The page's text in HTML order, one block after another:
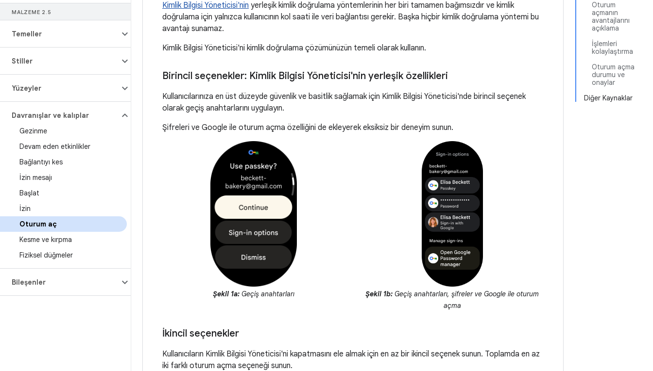
MALZEME 2 . 5
Temeller
Stiller
Yüzeyler
Davranışlar ve kalıplar
Gezinme
Devam eden etkinlikler
Bağlantıyı kes
İzin mesajı
Başlat
İzin
Oturum aç
Kesme ve kırpma
Fiziksel düğmeler
Bileşenler
Oturum
açmanın
avantajlarını
açıklama
İşlemleri
kolaylaştırma
Oturum açma
durumu ve
onaylar
Diğer Kaynaklar
Kimlik Bilgisi Yöneticisi'nin yerleşik kimlik doğrulama yöntemlerinin her biri tamamen bağımsızdır ve kimlik
doğrulama için yalnızca kullanıcının kol saati ile veri bağlantısı gerekir. Başka hiçbir kimlik doğrulama yöntemi bu
avantajı sunamaz.
Kimlik Bilgisi Yöneticisi'ni kimlik doğrulama çözümünüzün temeli olarak kullanın.
Birincil seçenekler: Kimlik Bilgisi Yöneticisi'nin yerleşik özellikleri
Kullanıcılarınıza en üst düzeyde güvenlik ve basitlik sağlamak için Kimlik Bilgisi Yöneticisi'nde birincil seçenek
olarak geçiş anahtarlarını uygulayın.
Şifreleri ve Google ile oturum açma özelliğini de ekleyerek eksiksiz bir deneyim sunun.
Şekil 1a:Geçiş anahtarları Şekil 1b:Geçiş anahtarları, şifreler ve Google ile oturum
açma
İkincil seçenekler
Kullanıcıların Kimlik Bilgisi Yöneticisi'ni kapatmasını ele almak için en az bir ikincil seçenek sunun. Toplamda en az
iki farklı oturum açma seçeneği sunun.